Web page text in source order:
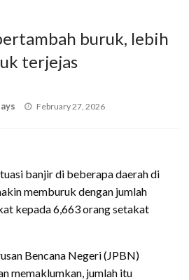
buruk, lebih
terjejas
Posted
February 27, 2026
banjir di beberapa daerah di
memburuk dengan jumlah
kepada 6,663 orang setakat
Bencana Negeri (JPBN)
memaklumkan, jumlah itu